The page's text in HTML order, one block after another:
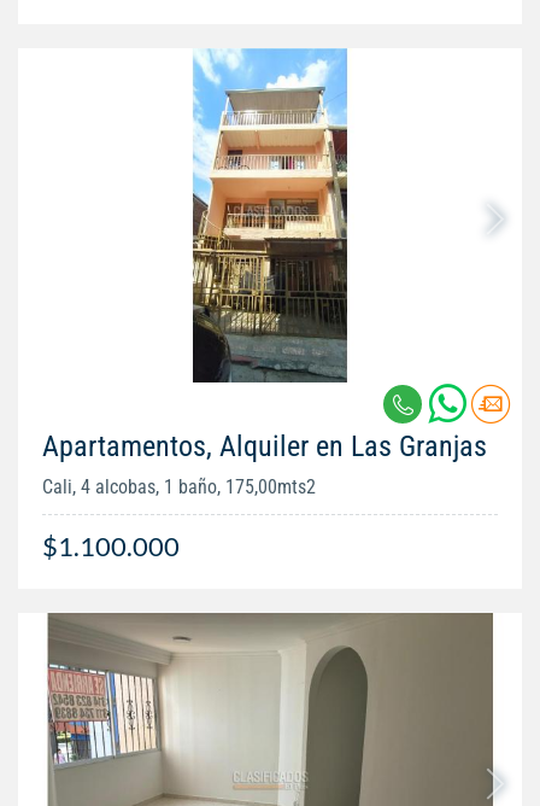
Apartamentos, Alquiler en Las Granjas
Cali, 4 alcobas, 1 baño, 175,00mts2
$1.100.000